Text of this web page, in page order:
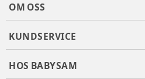
OM OSS
KUNDSERVICE
HOS BABYSAM